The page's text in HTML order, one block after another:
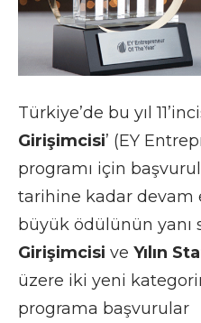
Türkiye’de bu yıl
Girişimcisi’ (EY
programı için
tarihine kadar devam
büyük ödülünün yanı
Girişimcisi ve Yılın
üzere iki yeni
programa başvurular